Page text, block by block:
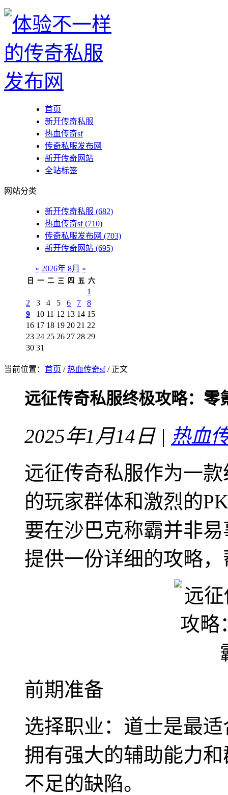
首页
新开传奇私服
热血传奇sf
传奇私服发布网
新开传奇网站
全站标签
网站分类
新开传奇私服 (682)
热血传奇sf(710)
传奇私服发布网 (703)
新开传奇网站 (695)
« 2026年 8月 »
日 一 二 三 四 五 六
1
2
3 4 5 6 7
8
9
10 11 12 13 14 15
16 17 18 19 20 21 22
23 24 25 26 27 28 29
30 31
当前位置： 首页 /热血传奇sf/ 正文
远征传奇私服终极攻略：零
2025年1月14日 | 热血
远征传奇私服作为一
的玩家群体和激烈的
要在沙巴克称霸并非
提供一份详细的攻略
前期准备
选择职业：道士是最
拥有强大的辅助能力
不足的缺陷。